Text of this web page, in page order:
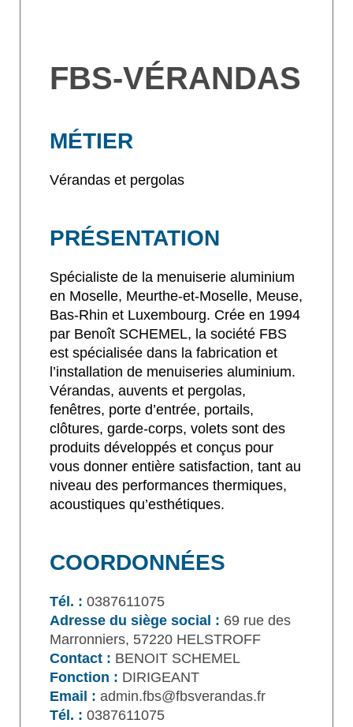
FBS-VÉRANDAS
MÉTIER
Vérandas et pergolas
PRÉSENTATION
Spécialiste de la menuiserie aluminium
en Moselle, Meurthe-et-Moselle, Meuse,
Bas-Rhin et Luxembourg. Crée en 1994
par Benoît SCHEMEL, la société FBS
est spécialisée dans la fabrication et
l’installation de menuiseries aluminium.
Vérandas, auvents et pergolas,
fenêtres, porte d’entrée, portails,
clôtures, garde-corps, volets sont des
produits développés et conçus pour
vous donner entière satisfaction, tant au
niveau des performances thermiques,
acoustiques qu’esthétiques.
COORDONNÉES
Tél. : 0387611075
Adresse du siège social : 69 rue des
Marronniers, 57220 HELSTROFF
Contact : BENOIT SCHEMEL
Fonction : DIRIGEANT
Email : admin.fbs@fbsverandas.fr
Tél. : 0387611075